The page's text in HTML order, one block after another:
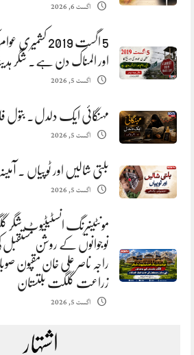
اگست 6, 2026
5 اگست 2019
اور المناک دن ہے. شگر
اگست 5, 2026
مہنگائی ایک دلدل. بتول
اگست 5, 2026
بلتی شالیں اور ٹوپیاں .
اگست 5, 2026
مونٹینیرنگ انسٹیٹیوٹ
نوجوانوں کے روشن
راجہ ناصر علی خان مقپون
زراعت گلگت بلتستان
اگست 5, 2026
اشتہار